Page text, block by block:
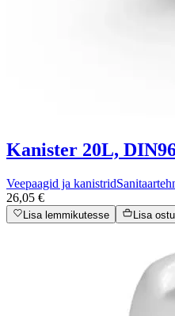
Kanister 20L,
Veepaagid ja kanistrid
26,05 €
Lisa lemmikutesse Lisa